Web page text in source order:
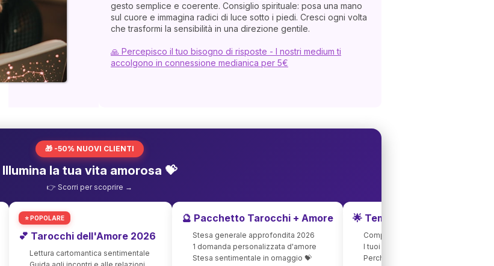
gesto semplice e coerente. Consiglio spirituale: posa una mano
sul cuore e immagina radici di luce sotto i piedi. Cresci ogni volta
che trasformi la sensibilità in una direzione gentile.
🙏 Percepisco il tuo bisogno di risposte - I nostri medium ti
accolgono in connessione medianica per 5€
🎁 -50% NUOVI CLIENTI
Illumina la tua vita amorosa 💝
👉 Scorri per scoprire →
⭐ POPOLARE
💕 Tarocchi dell'Amore 2026
Lettura cartomantica sentimentale
🔮 Pacchetto Tarocchi + Amore
Stesa generale approfondita 2026
1 domanda personalizzata d'amore
Stesa sentimentale in omaggio 💝
🌟 Tema Natale e Relazioni
Comprendi i tuoi schemi relazionali
I tuoi bisogni affettivi profondi
Perché attrai certi tipi di persone